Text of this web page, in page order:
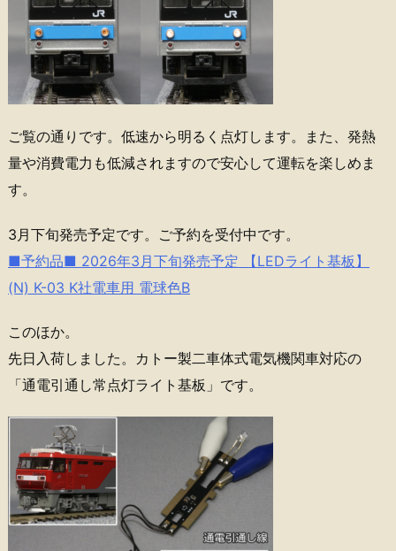
ご覧の通りです。低速から明るく点灯します。また、発熱
量や消費電力も低減されますので安心して運転を楽しめま
す。
3月下旬発売予定です。ご予約を受付中です。
■予約品■ 2026年3月下旬発売予定 【LEDライト基板】
(N) K-03 K社電車用 電球色B
このほか。
先日入荷しました。カトー製二車体式電気機関車対応の
「通電引通し常点灯ライト基板」です。